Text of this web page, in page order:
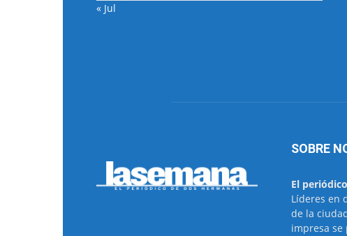
« Jul
SOBRE
El
Líderes en
de la
impresa se